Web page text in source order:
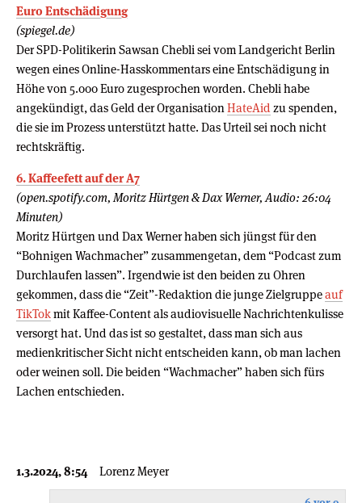
Euro Entschädigung
(spiegel.de)
Der SPD-Politikerin Sawsan Chebli sei vom Landgericht Berlin
wegen eines Online-Hasskommentars eine Entschädigung in
Höhe von 5.000 Euro zugesprochen worden. Chebli habe
angekündigt, das Geld der Organisation HateAid zu spenden,
die sie im Prozess unterstützt hatte. Das Urteil sei noch nicht
rechtskräftig.
6. Kaffeefett auf der A7
(open.spotify.com, Moritz Hürtgen & Dax Werner, Audio: 26:04
Minuten)
Moritz Hürtgen und Dax Werner haben sich jüngst für den
“Bohnigen Wachmacher” zusammengetan, dem “Podcast zum
Durchlaufen lassen”. Irgendwie ist den beiden zu Ohren
gekommen, dass die “Zeit”-Redaktion die junge Zielgruppeauf
TikTokmit Kaffee-Content als audiovisuelle Nachrichtenkulisse
versorgt hat. Und das ist so gestaltet, dass man sich aus
medienkritischer Sicht nicht entscheiden kann, ob man lachen
oder weinen soll. Die beiden “Wachmacher” haben sich fürs
Lachen entschieden.
1.3.2024, 8:54 Lorenz Meyer